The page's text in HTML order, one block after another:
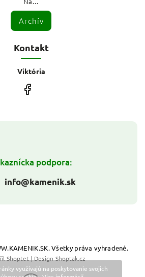
využívajú na poskytovanie svojich
podpora:
info@kamenik.sk
Archív
Kontakt
Viktória
. Všetky práva vyhradené.
Shoptet| DesignShoptak.cz